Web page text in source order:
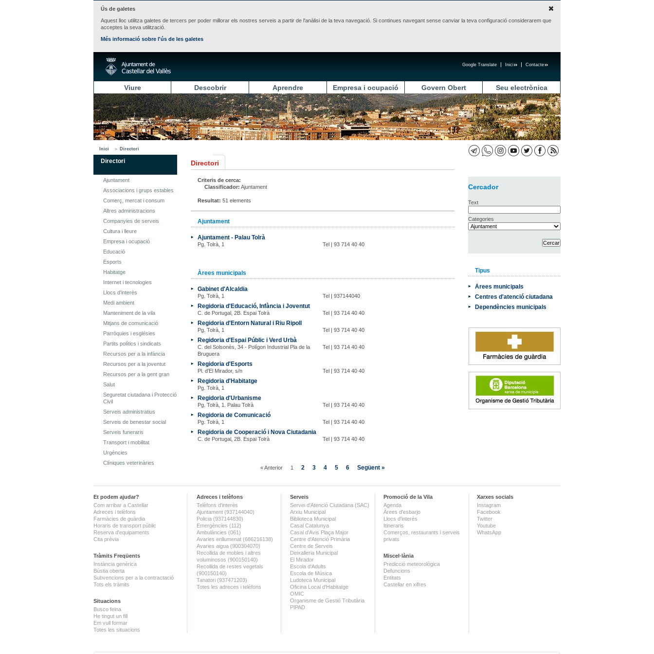
Ús de galetes
Aquest lloc utilitza galetes de tercers per poder millorar els nostres serveis a partir de l'anàlisi de la teva navegació. Si continues navegant sense canviar la teva configuració considerarem que
acceptes la seva utilització.
Més informació sobre l'ús de les galetes
Contacte
Inici
Google Translate
Viure Descobrir Aprendre Empresa i ocupació Govern Obert Seu electrònica
Inici Directori
Directori
Ajuntament
Associacions i grups estables
Comerç, mercat i consum
Altres administracions
Companyies de serveis
Cultura i lleure
Empresa i ocupació
Educació
Esports
Habitatge
Internet i tecnologies
Llocs d'interès
Medi ambient
Manteniment de la vila
Mitjans de comunicació
Parròquies i esglésies
Partits polítics i sindicats
Recursos per a la infància
Recursos per a la joventut
Recursos per a la gent gran
Salut
Seguretat ciutadana i Protecció
Civil
Serveis administratius
Serveis de benestar social
Serveis funeraris
Transport i mobilitat
Urgències
Clíniques veterinàries
Directori
Criteris de cerca:
Classificador: Ajuntament
Resultat: 51 elements
Ajuntament
Ajuntament - Palau Tolrà
Pg. Tolrà, 1 Tel | 93 714 40 40
Àrees municipals
Gabinet d'Alcaldia
Pg. Tolrà, 1 Tel | 937144040
Regidoria d'Educació, Infància i Joventut
C. de Portugal, 2B. Espai Tolrà Tel | 93 714 40 40
Regidoria d'Entorn Natural i Riu Ripoll
Pg. Tolrà, 1 Tel | 93 714 40 40
Regidoria d'Espai Públic i Verd Urbà
C. del Solsonès, 34 - Polígon Industrial Pla de la
Bruguera
Tel | 93 714 40 40
Regidoria d'Esports
Pl. d'El Mirador, s/n Tel | 93 714 40 40
Regidoria d'Habitatge
Pg. Tolrà, 1
Regidoria d'Urbanisme
Pg. Tolrà, 1. Palau Tolrà Tel | 93 714 40 40
Regidoria de Comunicació
Pg. Tolrà, 1 Tel | 93 714 40 40
Regidoria de Cooperació i Nova Ciutadania
C. de Portugal, 2B. Espai Tolrà Tel | 93 714 40 40
« Anterior 1 2 3 4 5 6 Següent »
Cercador
Text
Categories
Tipus
Àrees municipals
Centres d'atenció ciutadana
Dependències municipals
Et podem ajudar?
Com arribar a Castellar
Adreces i telèfons
Farmàcies de guàrdia
Horaris de transport públic
Reserva d'equipaments
Cita prèvia
Tràmits Freqüents
Instància genèrica
Bústia oberta
Subvencions per a la contractació
Tots els tràmits
Situacions
Busco feina
He tingut un fill
Em vull formar
Totes les situacions
Adreces i telèfons
Telèfons d'interès
Ajuntament (937144040)
Policia (937144830)
Emergències (112)
Ambulàncies (061)
Avaries enllumenat (686216138)
Avaries aigua (900304070)
Recollida de mobles i altres
voluminosos (900150140)
Recollida de restes vegetals
(900150140)
Tanatori (937471203)
Totes les adreces i telèfons
Serveis
Servei d'Atenció Ciutadana (SAC)
Arxiu Municipal
Biblioteca Municipal
Casal Catalunya
Casal d'Avis Plaça Major
Centre d'Atenció Primària
Centre de Serveis
Deixalleria Municipal
El Mirador
Escola d'Adults
Escola de Música
Ludoteca Municipal
Oficina Local d'Habitatge
OMIC
Organisme de Gestió Tributària
PIPAD
Promoció de la Vila
Agenda
Àrees d'esbarjo
Llocs d'interès
Itineraris
Comerços, restaurants i serveis
privats
Miscel·lània
Predicció meteorològica
Defuncions
Entitats
Castellar en xifres
Xarxes socials
Instagram
Facebook
Twitter
Youtube
WhatsApp